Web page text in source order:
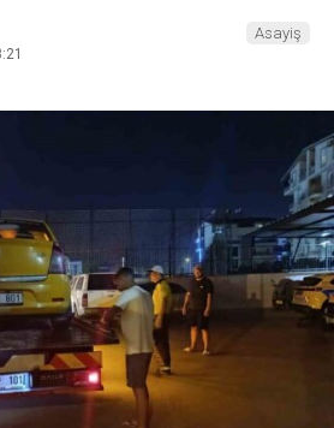
Asayiş